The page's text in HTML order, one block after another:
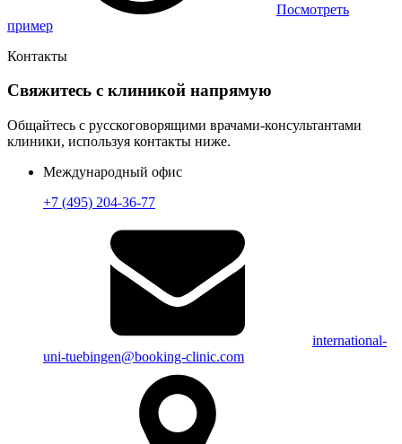
Посмотреть
пример
Контакты
Свяжитесь с клиникой напрямую
Общайтесь с русскоговорящими врачами-консультантами
клиники, используя контакты ниже.
Международный офис
+7 (495) 204-36-77
international-
uni-tuebingen@booking-clinic.com